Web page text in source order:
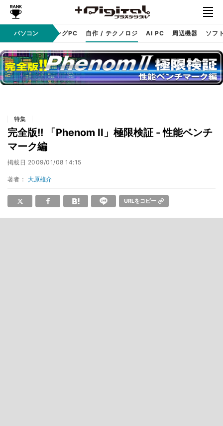
パソコン
PC本体 ゲーミングPC 自作 / テクノロジ AI PC 周辺機器 ソフ
特集
完全版!! 「Phenom II」極限検証 - 性能ベンチ
マーク編
掲載日 2009/01/08 14:15
著者： 大原雄介
URLをコピー